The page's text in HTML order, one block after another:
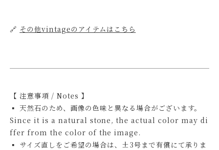
🔗 その他vintageのアイテムはこちら
【 注意事項 / Notes 】
▪ 天然石のため、画像の色味と異なる場合がございます。
Since it is a natural stone, the actual color may di
ffer from the color of the image.
▪ サイズ直しをご希望の場合は、±3号まで有償にて承りま